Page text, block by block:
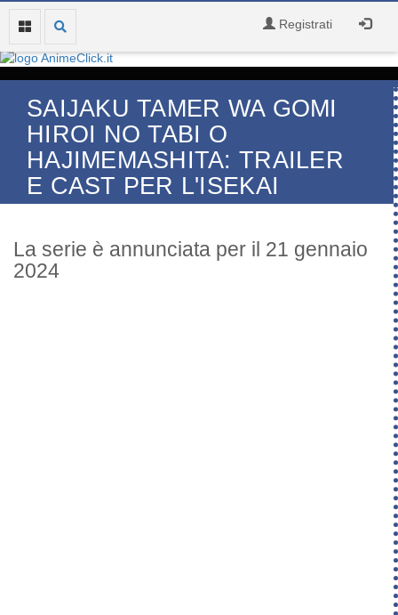
Registrati
SAIJAKU TAMER WA GOMI
HIROI NO TABI O
HAJIMEMASHITA: TRAILER
E CAST PER L'ISEKAI
La serie è annunciata per il 21 gennaio
2024